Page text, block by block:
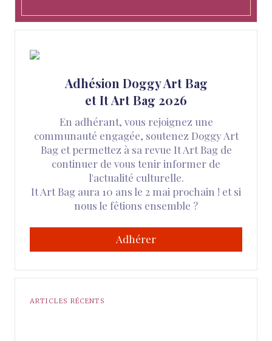
Adhésion Doggy Art Bag
et It Art Bag 2026
En adhérant, vous rejoignez une
communauté engagée, soutenez Doggy Art
Bag et permettez à sa revue It Art Bag de
continuer de vous tenir informer de
l'actualité culturelle.
It Art Bag aura 10 ans le 2 mai prochain ! et si
nous le fêtions ensemble ?
Adhérer
ARTICLES RÉCENTS